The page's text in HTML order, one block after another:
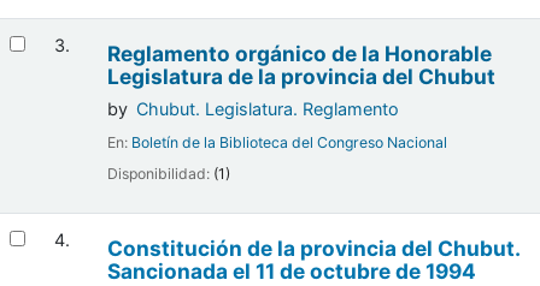
3.
Reglamento orgánico de la Honorable
Legislatura de la provincia del Chubut
by Chubut. Legislatura. Reglamento
En: Boletín de la Biblioteca del Congreso Nacional
Disponibilidad: (1)
4.
Constitución de la provincia del Chubut.
Sancionada el 11 de octubre de 1994